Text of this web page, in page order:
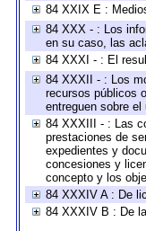
84 XXIX E :
84 XXX - : Los
en su caso, las
84 XXXI - : El
84 XXXII - : Los
recursos públicos
entreguen sobre
84 XXXIII - : Las
prestaciones de
expedientes y
concesiones y
concepto y los
84 XXXIV A : De
84 XXXIV B : De